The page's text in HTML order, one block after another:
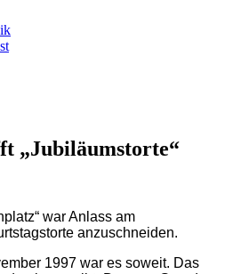
„Jubiläumstorte“
war Anlass am
anzuschneiden.
1997 war es soweit. Das